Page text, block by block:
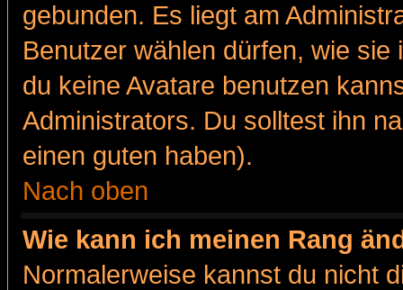
gebunden. Es liegt am
Benutzer wählen dürfen, wie
du keine Avatare benutzen
Administrators. Du solltest ihn
einen guten haben).
Nach oben
Wie kann ich meinen Rang
Normalerweise kannst du nicht